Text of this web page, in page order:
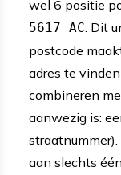
wel 6 positie
5617 AC . Dit
postcode
adres te
combineren
aanwezig is:
aan slechts